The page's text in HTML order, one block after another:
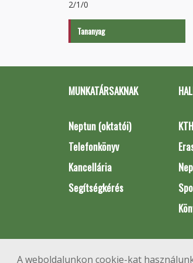
A weboldalunkon cookie-kat
2/1/0
Tananyag
MUNKATÁRSAKNAK
Neptun (oktatói)
Telefonkönyv
Kancellária
Segítségkérés
KTH